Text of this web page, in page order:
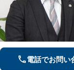
電話でお問い